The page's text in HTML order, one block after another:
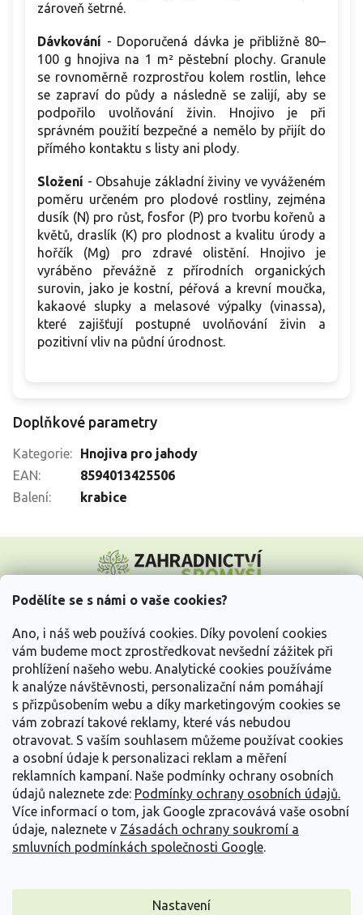
Podělíte se s námi o vaše cookies?
Ano, i náš web používá cookies. Díky povolení cookies
vám budeme moct zprostředkovat nevšední zážitek při
prohlížení našeho webu. Analytické cookies používáme
k analýze návštěvnosti, personalizační nám pomáhají
s přizpůsobením webu a díky marketingovým cookies se
vám zobrazí takové reklamy, které vás nebudou
otravovat. S vaším souhlasem můžeme používat cookies
a osobní údaje k personalizaci reklam a měření
reklamních kampaní. Naše podmínky ochrany osobních
údajů naleznete zde: Podmínky ochrany osobních údajů.
Více informací o tom, jak Google zpracovává vaše osobní
údaje, naleznete v Zásadách ochrany soukromí a
smluvních podmínkách společnosti Google.
Nastavení
zároveň šetrné.
Dávkování - Doporučená dávka je přibližně 80–
100 g hnojiva na 1 m² pěstební plochy. Granule
se rovnoměrně rozprostřou kolem rostlin, lehce
se zapraví do půdy a následně se zalijí, aby se
podpořilo uvolňování živin. Hnojivo je při
správném použití bezpečné a nemělo by přijít do
přímého kontaktu s listy ani plody.
Složení - Obsahuje základní živiny ve vyváženém
poměru určeném pro plodové rostliny, zejména
dusík (N) pro růst, fosfor (P) pro tvorbu kořenů a
květů, draslík (K) pro plodnost a kvalitu úrody a
hořčík (Mg) pro zdravé olistění. Hnojivo je
vyráběno převážně z přírodních organických
surovin, jako je kostní, péřová a krevní moučka,
kakaové slupky a melasové výpalky (vinassa),
které zajišťují postupné uvolňování živin a
pozitivní vliv na půdní úrodnost.
Doplňkové parametry
Kategorie:
Hnojiva pro jahody
EAN:
8594013425506
Balení: krabice
p
Vše o nákupu
Informace pro Vás
Kontakujte nás
Vytvořil Shoptet